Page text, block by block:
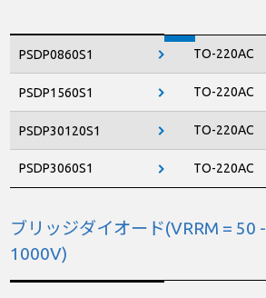
PSDP0860S1
PSDP1560S1
PSDP30120S1
PSDP3060S1
TO-220AC
TO-220AC
TO-220AC
TO-220AC
ブリッジダイオード(VRRM = 50 -
1000V)